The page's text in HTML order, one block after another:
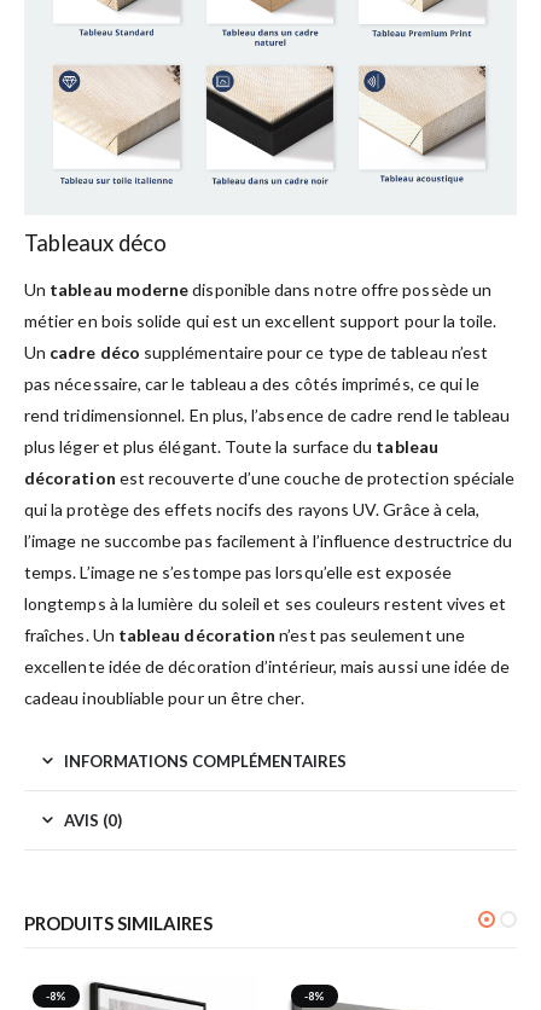
Tableaux déco
Un tableau modernedisponible dans notre offre possède un
métier en bois solide qui est un excellent support pour la toile.
Un cadre déco supplémentaire pour ce type de tableau n’est
pas nécessaire, car le tableau a des côtés imprimés, ce qui le
rend tridimensionnel. En plus, l’absence de cadre rend le tableau
plus léger et plus élégant. Toute la surface du tableau
décoration est recouverte d’une couche de protection spéciale
qui la protège des effets nocifs des rayons UV. Grâce à cela,
l’image ne succombe pas facilement à l’influence destructrice du
temps. L’image ne s’estompe pas lorsqu’elle est exposée
longtemps à la lumière du soleil et ses couleurs restent vives et
fraîches. Un tableau décoration n’est pas seulement une
excellente idée de décoration d’intérieur, mais aussi une idée de
cadeau inoubliable pour un être cher.
INFORMATIONS COMPLÉMENTAIRES
AVIS (0)
PRODUITS SIMILAIRES
-8% -8%